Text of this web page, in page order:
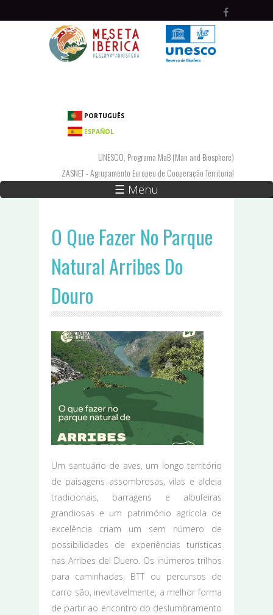
PORTUGUÊS
ESPAÑOL
UNESCO, Programa MaB (Man and Biosphere)
ZASNET - Agrupamento Europeu de Cooperação Territorial
☰ Menu
O Que Fazer No Parque
Natural Arribes Do
Douro
Um santuário de aves, um longo território
de paisagens assombrosas, vilas e aldeia
tradicionais, barragens e albufeiras
grandiosas e um património agrícola de
excelência criam um sem número de
possibilidades de experiências turísticas
nas Arribes del Duero. Os inúmeros trilhos
para caminhadas, BTT ou percursos de
carro são, inevitavelmente, a melhor forma
de partir ao encontro do deslumbramento